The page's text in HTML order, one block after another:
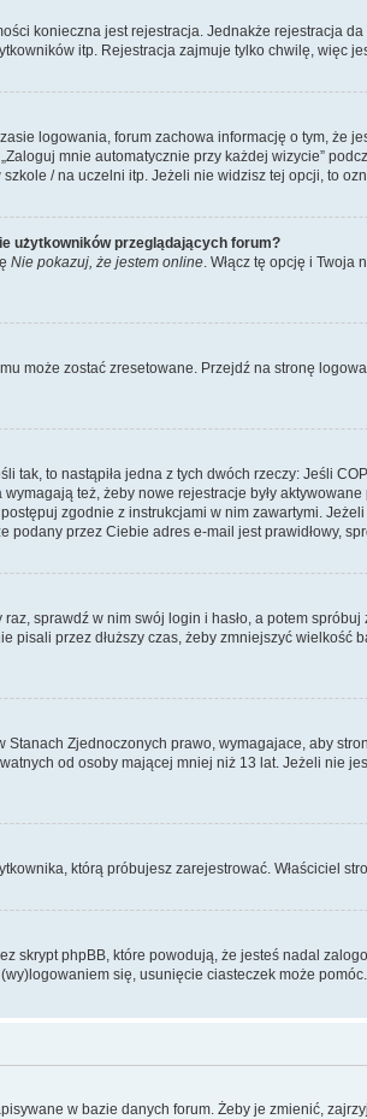
konieczna jest rejestracja. Jednakże rejestracja
itp. Rejestracja zajmuje tylko chwilę, więc
logowania, forum zachowa informację o tym, że
mnie automatycznie przy każdej wizycie”
/ na uczelni itp. Jeżeli nie widzisz tej opcji, to
użytkowników przeglądających forum?
Nie pokazuj, że jestem online. Włącz tę opcję i
może zostać zresetowane. Przejdź na stronę
tak, to nastąpiła jedna z tych dwóch rzeczy: Jeśli
też, żeby nowe rejestracje były
zgodnie z instrukcjami w nim zawartymi.
przez Ciebie adres e-mail jest prawidłowy,
sprawdź w nim swój login i hasło, a potem
przez dłuższy czas, żeby zmniejszyć
Zjednoczonych prawo, wymagajace, aby
od osoby mającej mniej niż 13 lat. Jeżeli nie
którą próbujesz zarejestrować. Właściciel
skrypt phpBB, które powodują, że jesteś nadal
się, usunięcie ciasteczek może pomóc.
w bazie danych forum. Żeby je zmienić,